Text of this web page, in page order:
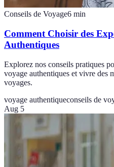
Conseils de Voyage6 min
Comment Choisir des
Authentiques
Explorez nos conseils pratiques
voyage authentiques et vivre des
voyages.
voyage authentiqueconseils de
Aug 5